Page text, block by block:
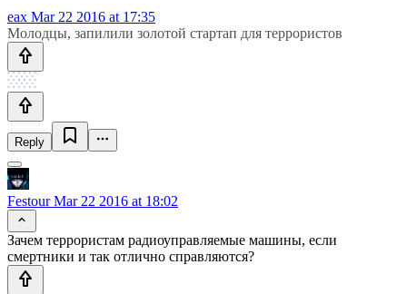
eax Mar 22 2016 at 17:35
Молодцы, запилили золотой стартап для террористов
Reply
FestourMar 22 2016 at 18:02
Зачем террористам радиоуправляемые машины, если
смертники и так отлично справляются?